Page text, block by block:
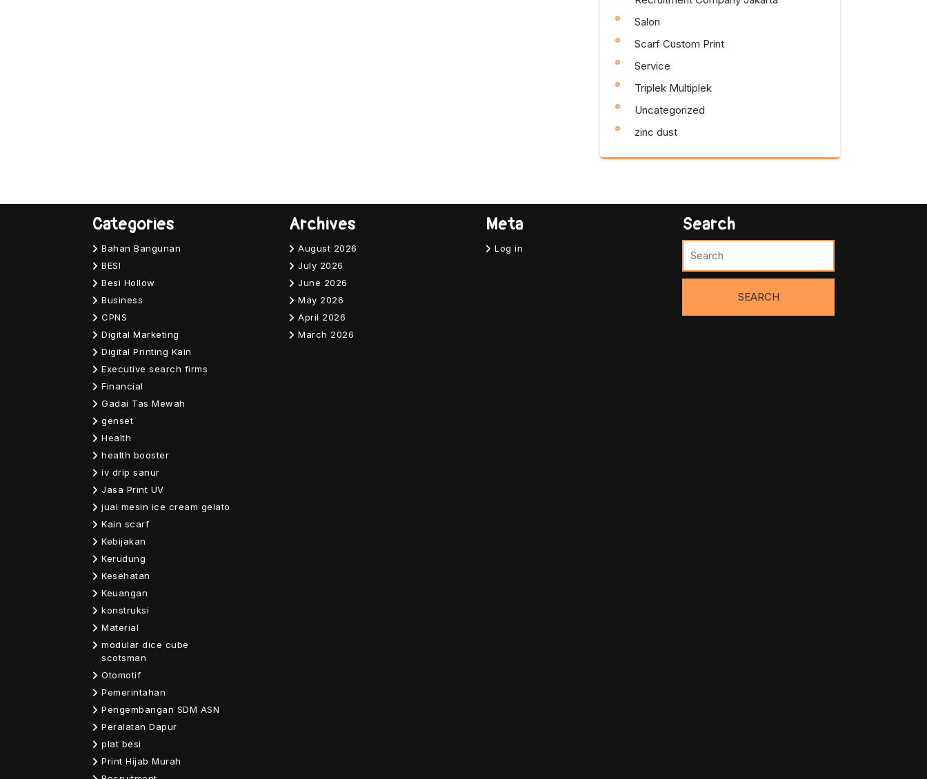
Salon
Scarf Custom Print
Service
Triplek Multiplek
Uncategorized
zinc dust
Categories
Bahan Bangunan
BESI
Besi Hollow
Business
CPNS
Digital Marketing
Digital Printing Kain
Executive search firms
Financial
Gadai Tas Mewah
genset
Health
health booster
iv drip sanur
Jasa Print UV
jual mesin ice cream gelato
Kain scarf
Kebijakan
Kerudung
Kesehatan
Keuangan
konstruksi
Material
modular dice cube
scotsman
Otomotif
Pemerintahan
Pengembangan SDM ASN
Peralatan Dapur
plat besi
Print Hijab Murah
Archives
August 2026
July 2026
June 2026
May 2026
April 2026
March 2026
Meta
Log in
Search